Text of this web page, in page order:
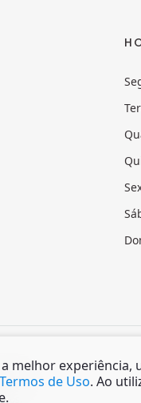
de Uso
melhor experiência,
Termos de Uso. Ao